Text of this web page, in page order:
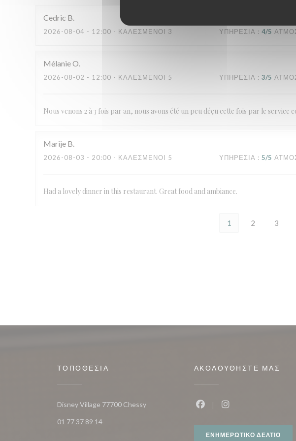
Cedric B
2026-08-04 - 12:00 - ΚΑΛΕΣΜΈΝΟΙ 3 ΥΠΗΡΕΣΊΑ : 4/5
MélanieO
2026-08-02 - 12:00 - ΚΑΛΕΣΜΈΝΟΙ 5 ΥΠΗΡΕΣΊΑ : 3/5
Nous venons 2 à 3 fois par an, nous avons été un peu déçu cette fois par le service
Marije B
2026-08-03 - 20:00 - ΚΑΛΕΣΜΈΝΟΙ 5 ΥΠΗΡΕΣΊΑ : 5/5
Had a lovely dinner in this restaurant. Great food and ambiance.
1 2 3
ΤΟΠΟΘΕΣΊΑ
Disney Village 77700 Chessy((ανοίγει σε νέο παράθυρο))
01 77 37 89 14
ΑΚΟΛΟΥΘΉΣΤΕ ΜΑΣ
Instagram
ΕΝΗΜΕΡΩΤΙΚΌ ΔΕΛΤΊΟ